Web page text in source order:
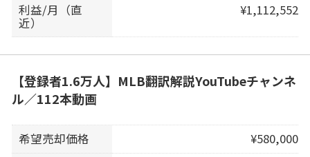
利益/月（直
近）
¥1,112,552
【登録者1.6万人】MLB翻訳解説YouTubeチャンネ
ル／112本動画
希望売却価格
¥580,000